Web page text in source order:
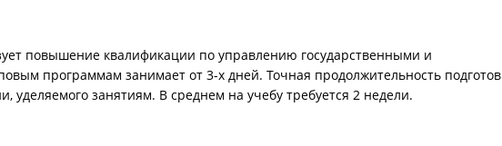
повышение квалификации по управлению государственными и
программам занимает от 3-х дней. Точная продолжительность
уделяемого занятиям. В среднем на учебу требуется 2 недели.